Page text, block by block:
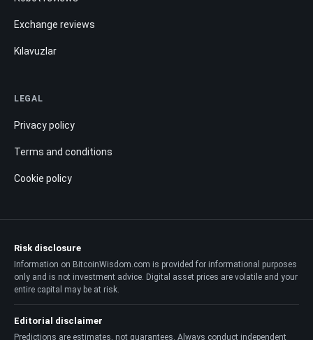
Exchange reviews
Kılavuzlar
LEGAL
Privacy policy
Terms and conditions
Cookie policy
Risk disclosure
Information on BitcoinWisdom.com is provided for informational purposes
only and is not investment advice. Digital asset prices are volatile and your
entire capital may be at risk.
Editorial disclaimer
Predictions are estimates, not guarantees. Always conduct independent